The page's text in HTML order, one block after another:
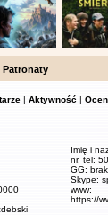
Patronaty
| Aktywność |
Imię i
nr. tel:
GG: brak
Skype:
www:
https://